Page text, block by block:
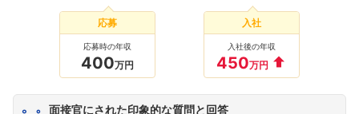
応募
応募時の年収
400万円
入社
入社後の年収
450万円
面接官にされた印象的な質問と回答